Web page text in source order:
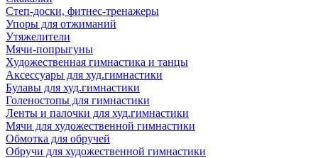
Степ-доски, фитнес-тренажеры
Упоры для отжиманий
Утяжелители
Мячи-попрыгуны
Художественная гимнастика и танцы
Аксессуары для худ.гимнастики
Булавы для худ.гимнастики
Голеностопы для гимнастики
Ленты и палочки для худ.гимнастики
Мячи для художественной гимнастики
Обмотка для обручей
Обручи для художественной гимнастики